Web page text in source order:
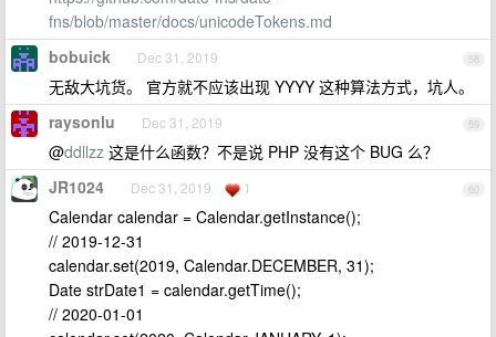
fns/blob/master/docs/unicodeTokens.md
58
bobuick Dec 31, 2019
无敌大坑货。 官方就不应该出现 YYYY 这种算法方式，坑人。
59
raysonlu Dec 31, 2019
@ddllzz 这是什么函数？不是说 PHP 没有这个 BUG 么？
60
JR1024 Dec 31, 2019 1
Calendar calendar = Calendar.getInstance();
// 2019-12-31
calendar.set(2019, Calendar.DECEMBER, 31);
Date strDate1 = calendar.getTime();
// 2020-01-01